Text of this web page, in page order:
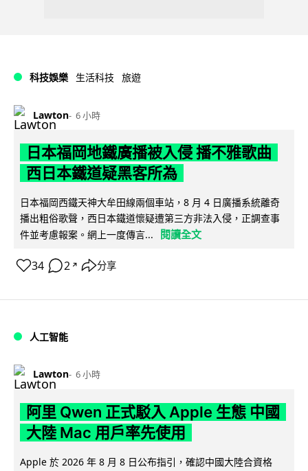
科技娛樂 生活科技 旅遊
Lawton 6 小時
日本福岡地鐵廣播被入侵 播不雅歌曲
西日本鐵道疑黑客所為
日本福岡西鐵天神大牟田線兩個車站，8 月 4 日廣播系統離奇
播出粗俗歌聲，西日本鐵道懷疑遭第三方非法入侵，正調查事
件並考慮報案。網上一度傳言...
閱讀全文
34 2 ↗ 分享
人工智能
Lawton 6 小時
阿里 Qwen 正式駁入 Apple 生態 中國
大陸 Mac 用戶率先使用
Apple 於 2026 年 8 月 8 日公布指引，確認中國大陸合資格